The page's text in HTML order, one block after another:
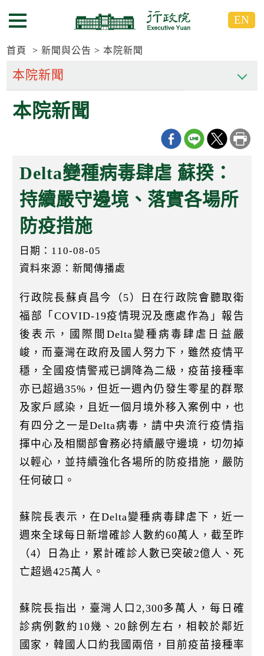
到
要
區
到
要
區
選單按鈕 EN
首頁 新聞與公告 本院新聞
本院新聞
Delta變種病毒肆虐 蘇揆：
持續嚴守邊境、落實各場所
防疫措施
日期：110-08-05
資料來源：新聞傳播處
行政院長蘇貞昌今（5）日在行政院會聽取衛
福部「COVID-19疫情現況及應處作為」報告
後表示，國際間Delta變種病毒肆虐日益嚴
峻，而臺灣在政府及國人努力下，雖然疫情平
穩，全國疫情警戒已調降為二級，疫苗接種率
亦已超過35%，但近一週內仍發生零星的群聚
及家戶感染，且近一個月境外移入案例中，也
有四分之一是Delta病毒，請中央流行疫情指
揮中心及相關部會務必持續嚴守邊境，切勿掉
以輕心，並持續強化各場所的防疫措施，嚴防
任何破口。
蘇院長表示，在Delta變種病毒肆虐下，近一
週來全球每日新增確診人數約60萬人，截至昨
（4）日為止，累計確診人數已突破2億人、死
亡超過425萬人。
蘇院長指出，臺灣人口2,300多萬人，每日確
診病例數約10幾、20餘例左右，相較於鄰近
國家，韓國人口約我國兩倍，目前疫苗接種率